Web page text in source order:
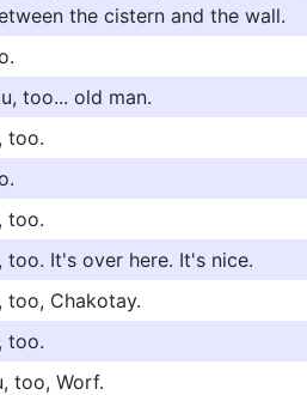
the cistern and the wall.
too... old man.
too.
too.
It's over here. It's nice.
Chakotay.
too.
too, Worf.